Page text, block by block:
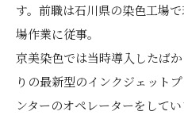
す。前職は石川県の染色工場
場作業に従事。
京美染色では当時導入したばか
りの最新型のインクジェットプ
ンターのオペレーターをしてい